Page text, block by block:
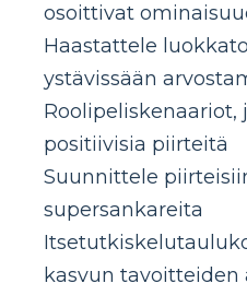
osoittivat
Haastattele
ystävissään
Roolipeliskenaariot,
positiivisia piirteitä
Suunnittele
supersankareita
kasvun tavoitteiden